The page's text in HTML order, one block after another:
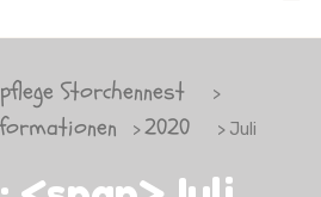
Storchennest >
>2020 > Juli